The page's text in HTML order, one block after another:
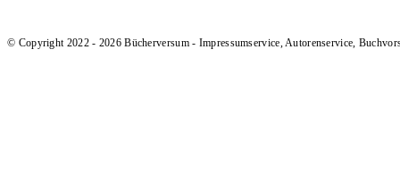
© Copyright 2022 - 2026 Bücherversum - Impressumservice, Autorenservice,